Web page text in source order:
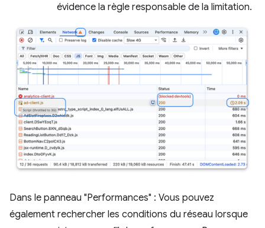
évidence la règle responsable de la limitation.
Dans le panneau "Performances" : Vous pouvez
également rechercher les conditions du réseau lorsque